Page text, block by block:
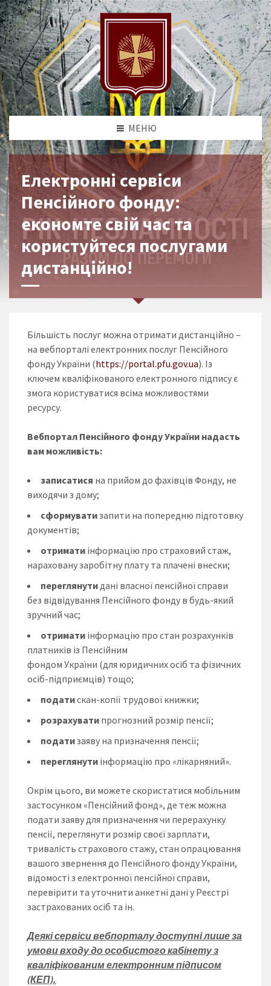
МЕНЮ
Електронні сервіси
Пенсійного фонду:
економте свій час та
користуйтеся послугами
дистанційно!
Більшість послуг можна отримати дистанційно –
на вебпорталі електронних послуг Пенсійного
фонду України (https://portal.pfu.gov.ua). Із
ключем кваліфікованого електронного підпису є
змога користуватися всіма можливостями
ресурсу.
Вебпортал Пенсійного фонду України надасть
вам можливість:
записатися на прийом до фахівців Фонду, не
виходячи з дому;
сформуватизапити на попередню підготовку
документів;
отримати інформацію про страховий стаж,
нараховану заробітну плату та плачені внески;
переглянути дані власної пенсійної справи
без відвідування Пенсійного фонду в будь-який
зручний час;
отримати інформацію про стан розрахунків
платників із Пенсійним
фондом України (для юридичних осіб та фізичних
осіб-підприємців) тощо;
податискан-копії трудової книжки;
розрахувати прогнозний розмір пенсії;
податизаяву на призначення пенсії;
переглянути інформацію про «лікарняний».
Окрім цього, ви можете скористатися мобільним
застосунком «Пенсійний фонд», де теж можна
подати заяву для призначення чи перерахунку
пенсії, переглянути розмір своєї зарплати,
тривалість страхового стажу, стан опрацювання
вашого звернення до Пенсійного фонду України,
відомості з електронної пенсійної справи,
перевірити та уточнити анкетні дані у Реєстрі
застрахованих осіб та ін.
Деякі сервіси вебпорталу доступні лише за
умови входу до особистого кабінету з
кваліфікованим електронним підписом
(КЕП).